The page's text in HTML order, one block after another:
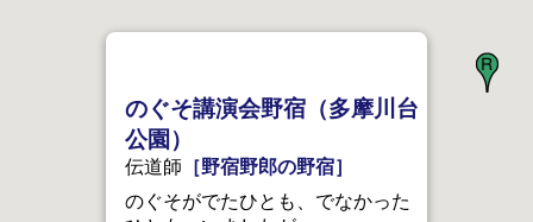
のぐそ講演会野宿（多摩川台
公園）
伝道師 ［野宿野郎の野宿］
のぐそがでたひとも、でなかった